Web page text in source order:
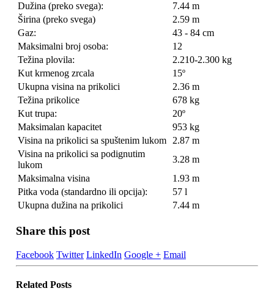
Dužina (preko svega):
7.44 m
Širina (preko svega)
2.59 m
Gaz:
43 - 84 cm
Maksimalni broj osoba:
12
Težina plovila:
2.210-2.300 kg
Kut krmenog zrcala
15º
Ukupna visina na prikolici
2.36 m
Težina prikolice
678 kg
Kut trupa:
20º
Maksimalan kapacitet
953 kg
Visina na prikolici sa spuštenim lukom
2.87 m
Visina na prikolici sa podignutim
lukom
3.28 m
Maksimalna visina
1.93 m
Pitka voda (standardno ili opcija):
57 l
Ukupna dužina na prikolici
7.44 m
Share this post
Facebook Twitter LinkedIn Google + Email
Related Posts